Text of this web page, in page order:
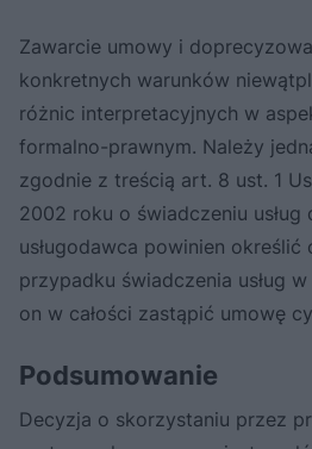
Zawarcie umowy i
konkretnych warunków
różnic interpretacyjnych w
formalno-prawnym. Należy
zgodnie z treścią art. 8 ust. 1
2002 roku o świadczeniu
usługodawca powinien określić
przypadku świadczenia usług
on w całości zastąpić umowę
Podsumowanie
Decyzja o skorzystaniu przez